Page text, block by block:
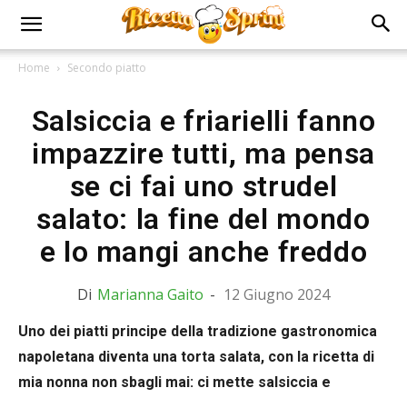
Home Secondo piatto
Salsiccia e friarielli fanno
impazzire tutti, ma pensa
se ci fai uno strudel
salato: la fine del mondo
e lo mangi anche freddo
Di Marianna Gaito - 12 Giugno 2024
Uno dei piatti principe della tradizione gastronomica
napoletana diventa una torta salata, con la ricetta di
mia nonna non sbagli mai: ci mette salsiccia e